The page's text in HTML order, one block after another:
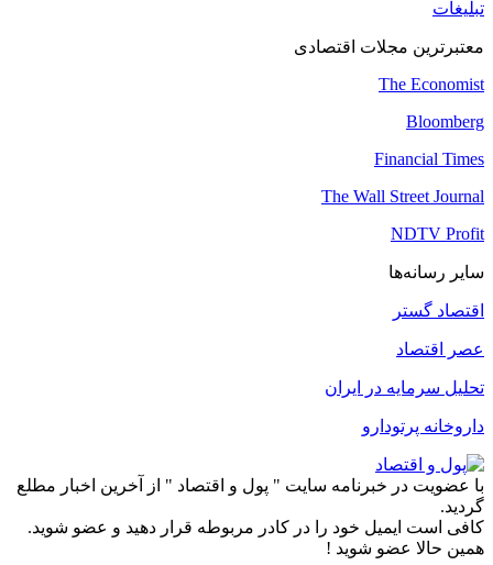
تبلیغات
معتبرترین مجلات اقتصادی
The Economist
Bloomberg
Financial Times
The Wall Street Journal
NDTV Profit
سایر رسانه‌ها
اقتصاد گستر
عصر اقتصاد
تحلیل سرمایه در ایران
داروخانه پرتودارو
با عضویت در خبرنامه سایت " پول و اقتصاد " از آخرین اخبار مطلع
گردید.
کافی است ایمیل خود را در کادر مربوطه قرار دهید و عضو شوید.
همین حالا عضو شوید !